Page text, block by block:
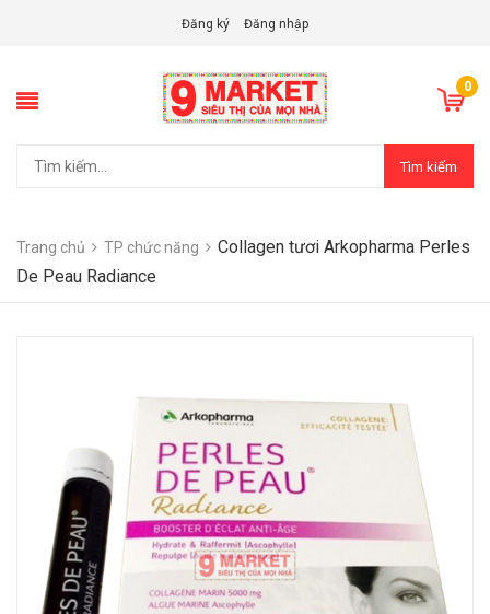
Đăng ký Đăng nhập
0
Tìm kiếm
Trang chủ TP chức năng
Collagen tươi Arkopharma Perles
De Peau Radiance